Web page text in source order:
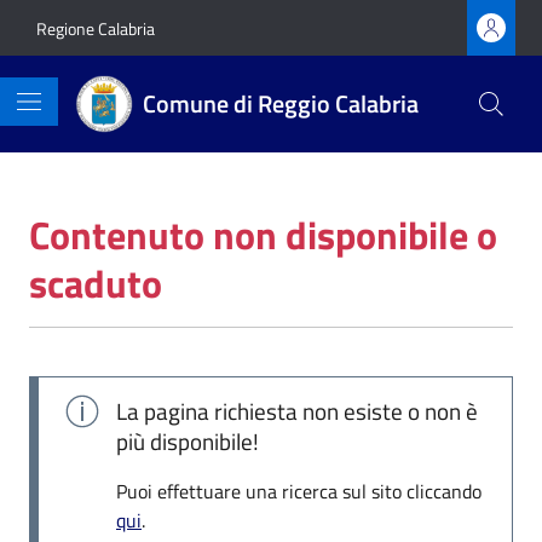
Regione Calabria
Comune di Reggio Calabria
Contenuto non disponibile o
scaduto
La pagina richiesta non esiste o non è
più disponibile!
Puoi effettuare una ricerca sul sito cliccando
qui.